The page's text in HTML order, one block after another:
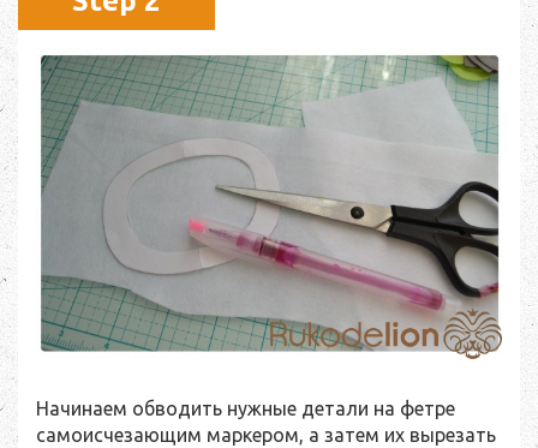
Начинаем обводить нужные детали на фетре
самоисчезающим маркером, а затем их вырезать